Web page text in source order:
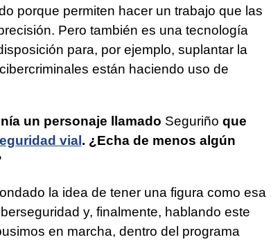
porque permiten hacer un trabajo que las
Pero también es una tecnología
para, por ejemplo, suplantar la
están haciendo uso de
un personaje llamado Seguriño que
vial. ¿Echa de menos algún
la idea de tener una figura como esa
y, finalmente, hablando este
en marcha, dentro del programa